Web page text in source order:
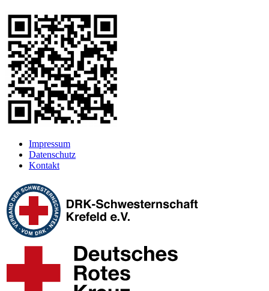
Impressum
Datenschutz
Kontakt